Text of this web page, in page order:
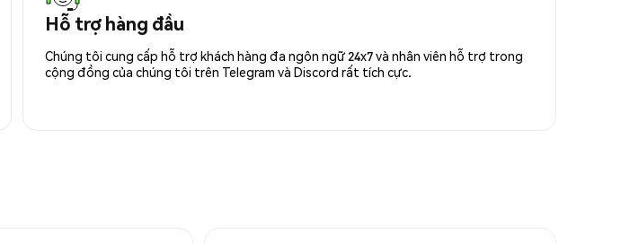
Hỗ trợ hàng đầu
Chúng tôi cung cấp hỗ trợ khách hàng đa ngôn ngữ 24x7 và nhân viên hỗ trợ trong
cộng đồng của chúng tôi trên Telegram và Discord rất tích cực.